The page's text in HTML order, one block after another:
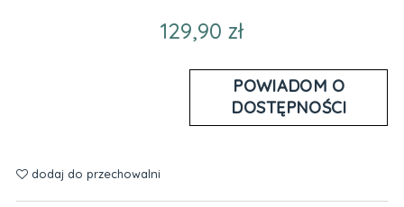
129,90 zł
POWIADOM O
DOSTĘPNOŚCI
dodaj do przechowalni